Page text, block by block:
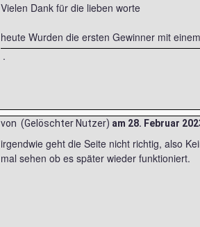
Vielen Dank für die lieben worte
heute Wurden die ersten Gewinner mit
.
von (Gelöschter Nutzer) am 28. Februar
irgendwie geht die Seite nicht richtig, also
mal sehen ob es später wieder funktioniert.